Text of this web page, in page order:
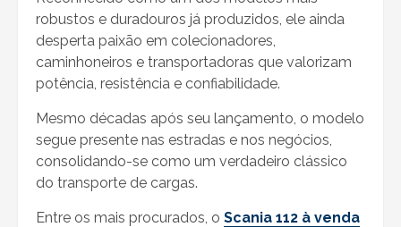
robustos e duradouros já produzidos, ele ainda
desperta paixão em colecionadores,
caminhoneiros e transportadoras que valorizam
potência, resistência e confiabilidade.
Mesmo décadas após seu lançamento, o modelo
segue presente nas estradas e nos negócios,
consolidando-se como um verdadeiro clássico
do transporte de cargas.
Entre os mais procurados, o Scania 112 à venda